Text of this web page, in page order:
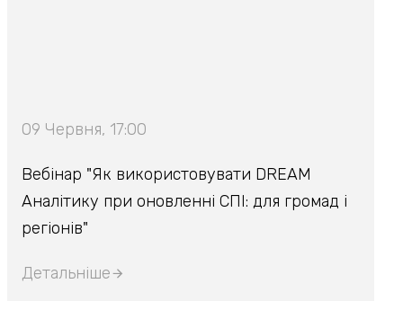
09 Червня, 17:00
Вебінар "Як використовувати DREAM
Аналітику при оновленні СПІ: для громад і
регіонів"
Детальніше